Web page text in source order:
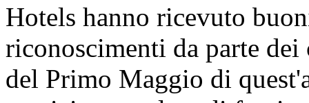
Hotels hanno ricevuto
riconoscimenti da parte
del Primo Maggio di